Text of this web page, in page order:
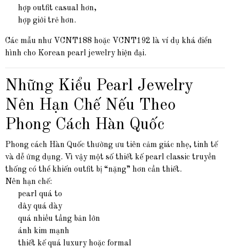
hợp outfit casual hơn,
hợp giới trẻ hơn.
Các mẫu như VCNT188 hoặc VCNT192 là ví dụ khá điển
hình cho Korean pearl jewelry hiện đại.
Những Kiểu Pearl Jewelry
Nên Hạn Chế Nếu Theo
Phong Cách Hàn Quốc
Phong cách Hàn Quốc thường ưu tiên cảm giác nhẹ, tinh tế
và dễ ứng dụng. Vì vậy một số thiết kế pearl classic truyền
thống có thể khiến outfit bị “nặng” hơn cần thiết.
Nên hạn chế:
pearl quá to
dây quá dày
quá nhiều tầng bản lớn
ánh kim mạnh
thiết kế quá luxury hoặc formal